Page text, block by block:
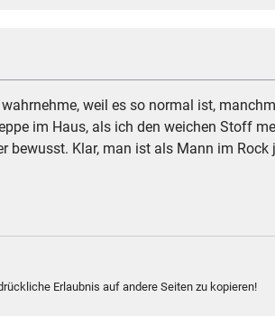
weil es so normal ist,
im Haus, als ich den weichen Stoff
Klar, man ist als Mann im
Erlaubnis auf andere Seiten zu kopieren!